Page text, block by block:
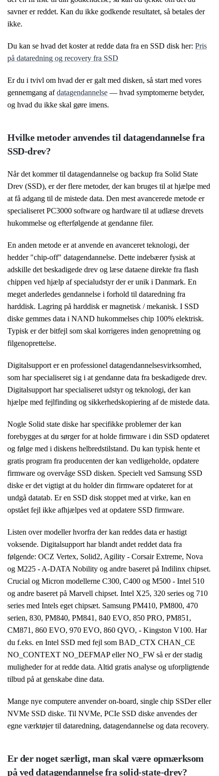
savner er reddet. Kan du ikke godkende resultatet, så betales der
ikke.
Du kan se hvad det koster at redde data fra en SSD disk her: Pris
på dataredning og recovery fra SSD
Er du i tvivl om hvad der er galt med disken, så start med vores
gennemgang afdatagendannelse — hvad symptomerne betyder,
og hvad du ikke skal gøre imens.
Hvilke metoder anvendes til datagendannelse fra
SSD-drev?
Når det kommer til datagendannelse og backup fra Solid State
Drev (SSD), er der flere metoder, der kan bruges til at hjælpe med
at få adgang til de mistede data. Den mest avancerede metode er
specialiseret PC3000 software og hardware til at udlæse drevets
hukommelse og efterfølgende at gendanne filer.
En anden metode er at anvende en avanceret teknologi, der
hedder "chip-off" datagendannelse. Dette indebærer fysisk at
adskille det beskadigede drev og læse dataene direkte fra flash
chippen ved hjælp af specialudstyr der er unik i Danmark. En
meget anderledes gendannelse i forhold til dataredning fra
harddisk. Lagring på harddisk er magnetisk / mekanisk. I SSD
diske gemmes data i NAND hukommelses chip 100% elektrisk.
Typisk er der bitfejl som skal korrigeres inden genopretning og
filgenoprettelse.
Digitalsupport er en professionel datagendannelsesvirksomhed,
som har specialiseret sig i at gendanne data fra beskadigede drev.
Digitalsupport har specialiseret udstyr og teknologi, der kan
hjælpe med fejlfinding og sikkerhedskopiering af de mistede data.
Nogle Solid state diske har specifikke problemer der kan
forebygges at du sørger for at holde firmware i din SSD opdateret
og følge med i diskens helbredstilstand. Du kan typisk hente et
gratis program fra producenten der kan vedligeholde, opdatere
firmware og overvåge SSD disken. Specielt ved Samsung SSD
diske er det vigtigt at du holder din firmware opdateret for at
undgå datatab. Er en SSD disk stoppet med at virke, kan en
opstået fejl ikke afhjælpes ved at opdatere SSD firmware.
Listen over modeller hvorfra der kan reddes data er hastigt
voksende. Digitalsupport har blandt andet reddet data fra
følgende: OCZ Vertex, Solid2, Agility - Corsair Extreme, Nova
og M225 - A-DATA Nobility og andre baseret på Indilinx chipset.
Crucial og Micron modellerne C300, C400 og M500 - Intel 510
og andre baseret på Marvell chipset. Intel X25, 320 series og 710
series med Intels eget chipsæt. Samsung PM410, PM800, 470
serien, 830, PM840, PM841, 840 EVO, 850 PRO, PM851,
CM871, 860 EVO, 970 EVO, 860 QVO, - Kingston V100. Har
du f.eks. en Intel SSD med fejl som BAD_CTX CHAN_CE
NO_CONTEXT NO_DEFMAP eller NO_FW så er der stadig
muligheder for at redde data. Altid gratis analyse og uforpligtende
tilbud på at genskabe dine data.
Mange nye computere anvender on-board, single chip SSDer eller
NVMe SSD diske. Til NVMe, PCIe SSD diske anvendes der
egne værktøjer til dataredning, datagendannelse og data recovery.
Er der noget særligt, man skal være opmærksom
på ved datagendannelse fra solid-state-drev?